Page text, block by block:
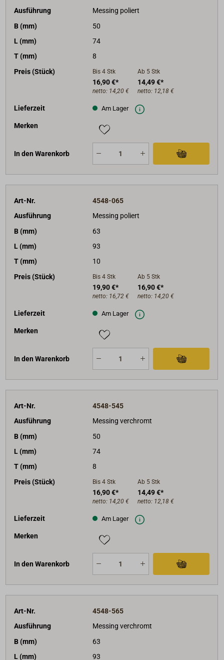
Ausführung
Messing poliert
B (mm)
50
L (mm)
74
T (mm)
8
Preis (Stück)
Bis 4 Stk
16,90 €*
netto: 14,20 €
Ab 5 Stk
14,49 €*
netto: 12,18 €
Lieferzeit Am Lager
Merken
In den Warenkorb
Art-Nr.
4548-065
Ausführung
Messing poliert
B (mm)
63
L (mm)
93
T (mm)
10
Preis (Stück)
Bis 4 Stk
19,90 €*
netto: 16,72 €
Ab 5 Stk
16,90 €*
netto: 14,20 €
Lieferzeit Am Lager
Merken
In den Warenkorb
Art-Nr.
4548-545
Ausführung
Messing verchromt
B (mm)
50
L (mm)
74
T (mm)
8
Preis (Stück)
Bis 4 Stk
16,90 €*
netto: 14,20 €
Ab 5 Stk
14,49 €*
netto: 12,18 €
Lieferzeit Am Lager
Merken
In den Warenkorb
Art-Nr.
4548-565
Ausführung
Messing verchromt
B (mm)
63
L (mm)
93